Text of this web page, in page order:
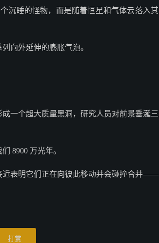
沉睡的怪物，而是随着恒星和气体云落入其
向外延伸的膨胀气泡。
一个超大质量黑洞，研究人员对前景垂涎三
8900 万光年。
近表明它们正在向彼此移动并会碰撞合并——
打赏